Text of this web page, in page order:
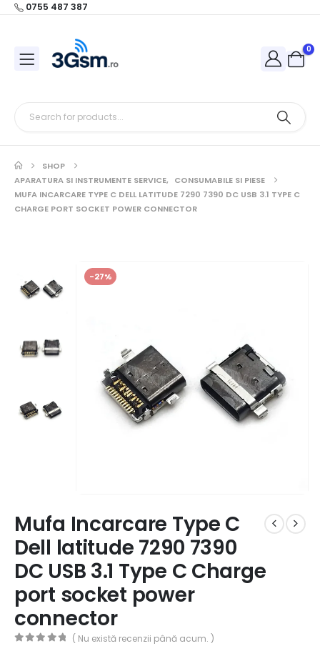
0755 487 387
0
SHOP
APARATURA SI INSTRUMENTE SERVICE, CONSUMABILE SI PIESE
MUFA INCARCARE TYPE C DELL LATITUDE 7290 7390 DC USB 3.1 TYPE C
CHARGE PORT SOCKET POWER CONNECTOR
-27%
Mufa Incarcare Type C
Dell latitude 7290 7390
DC USB 3.1 Type C Charge
port socket power
connector
( Nu există recenzii până acum. )